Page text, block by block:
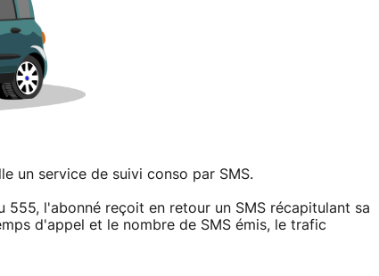
un service de suivi conso par SMS.
555, l'abonné reçoit en retour un SMS récapitulant sa
d'appel et le nombre de SMS émis, le trafic